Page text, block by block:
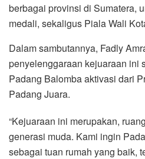
berbagai provinsi di Sumatera,
medali, sekaligus Piala Wali
Dalam sambutannya, Fadly
penyelenggaraan kejuaraan ini
Padang Balomba aktivasi dari
Padang Juara.
“Kejuaraan ini merupakan,
generasi muda. Kami ingin
sebagai tuan rumah yang baik,